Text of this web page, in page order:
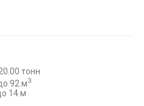
тонн
92 м3
14 м